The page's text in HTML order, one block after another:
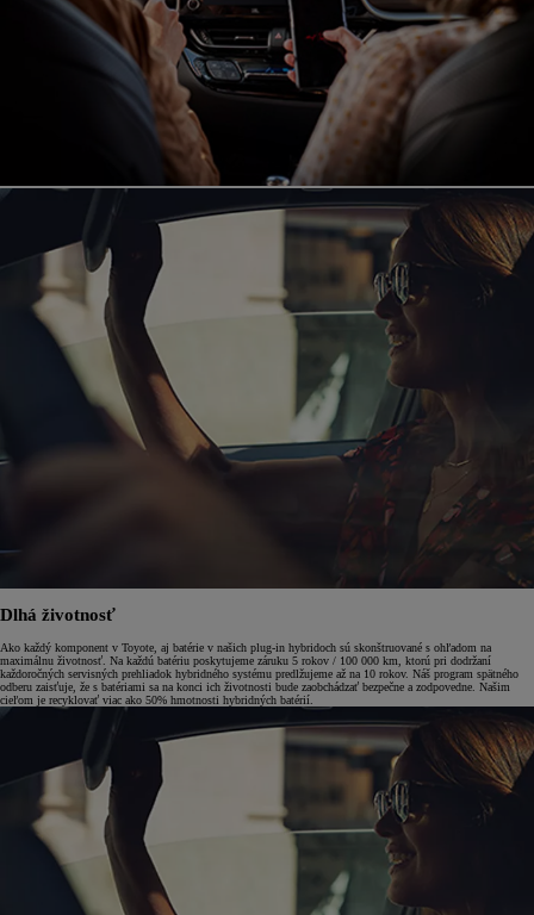
Dlhá životnosť
Ako každý komponent v Toyote, aj batérie v našich plug-in hybridoch sú skonštruované s ohľadom na
maximálnu životnosť. Na každú batériu poskytujeme záruku 5 rokov / 100 000 km, ktorú pri dodržaní
každoročných servisných prehliadok hybridného systému predlžujeme až na 10 rokov. Náš program spätného
odberu zaisťuje, že s batériami sa na konci ich životnosti bude zaobchádzať bezpečne a zodpovedne. Našim
cieľom je recyklovať viac ako 50% hmotnosti hybridných batérií.